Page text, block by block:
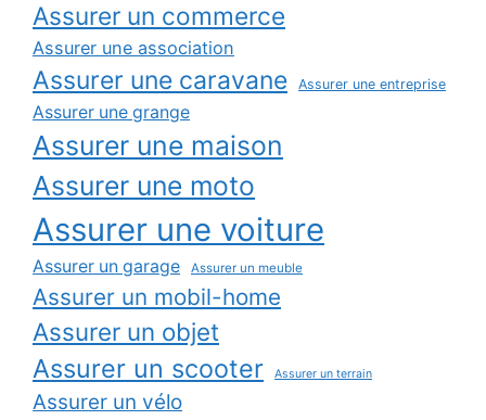
Assurer un commerce
Assurer une association
Assurer une caravane Assurer une entreprise
Assurer une grange
Assurer une maison
Assurer une moto
Assurer une voiture
Assurer un garage Assurer un meuble
Assurer un mobil-home
Assurer un objet
Assurer un scooter Assurer un terrain
Assurer un vélo